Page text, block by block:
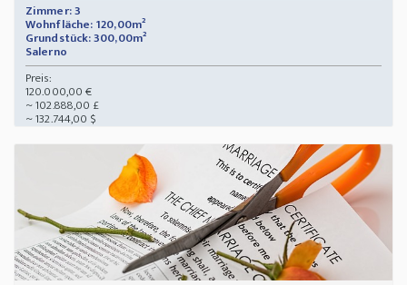
Zimmer: 3
Wohnfläche: 120,00m²
Grundstück: 300,00m²
Salerno
Preis:
120.000,00 €
~ 102.888,00 £
~ 132.744,00 $